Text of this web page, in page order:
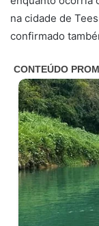
na cidade de
confirmado